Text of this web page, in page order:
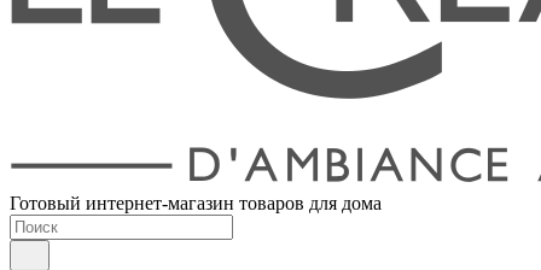
Готовый интернет-магазин товаров для дома